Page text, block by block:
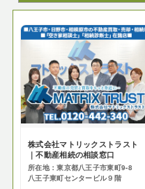
株式会社マトリックストラスト
｜不動産相続の相談窓口
所在地：東京都八王子市東町9-8
八王子東町センタービル９階